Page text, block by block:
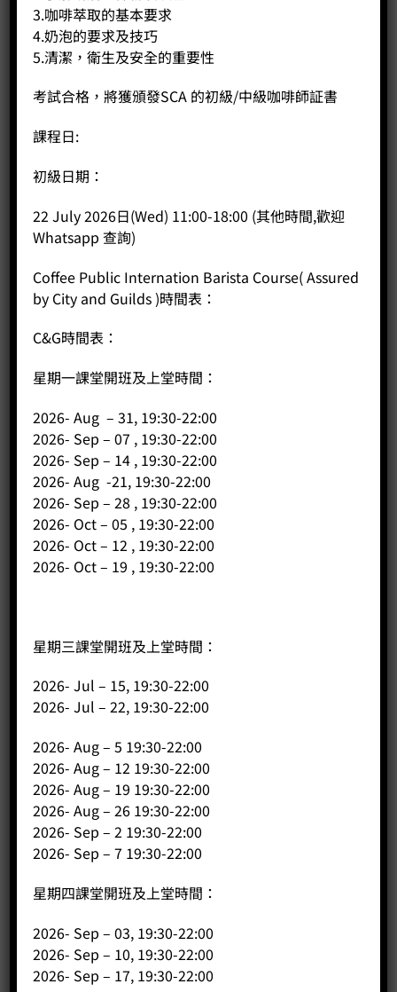
Encore ESP
Price: HK$1,880.00
-
BUY NOW
3.咖啡萃取的基本要求
4.奶泡的要求及技巧
5.清潔，衛生及安全的重要性
考試合格，將獲頒發SCA 的初級/中級咖啡師証書
課程日:
初級日期：
22 July 2026日(Wed) 11:00-18:00 (其他時間,歡迎
Whatsapp 查詢)
Coffee Public Internation Barista Course( Assured
by City and Guilds )時間表：
C&G時間表：
星期一課堂開班及上堂時間：
2026- Aug – 31, 19:30-22:00
2026- Sep – 07 , 19:30-22:00
2026- Sep – 14 , 19:30-22:00
2026- Aug -21, 19:30-22:00
2026- Sep – 28 , 19:30-22:00
2026- Oct – 05 , 19:30-22:00
2026- Oct – 12 , 19:30-22:00
2026- Oct – 19 , 19:30-22:00
星期三課堂開班及上堂時間：
2026- Jul – 15, 19:30-22:00
2026- Jul – 22, 19:30-22:00
2026- Aug – 5 19:30-22:00
2026- Aug – 12 19:30-22:00
2026- Aug – 19 19:30-22:00
2026- Aug – 26 19:30-22:00
2026- Sep – 2 19:30-22:00
2026- Sep – 7 19:30-22:00
星期四課堂開班及上堂時間：
2026- Sep – 03, 19:30-22:00
2026- Sep – 10, 19:30-22:00
2026- Sep – 17, 19:30-22:00